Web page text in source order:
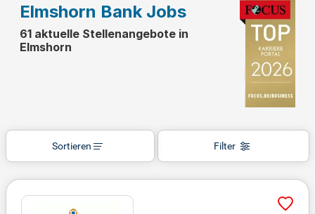
Elmshorn Bank Jobs
61 aktuelle Stellenangebote in
Elmshorn
Filter
Sortieren